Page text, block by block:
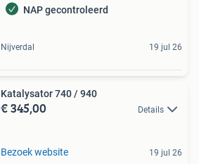
NAP gecontroleerd
Nijverdal 19 jul 26
Katalysator 740 / 940
€ 345,00 Details
Bezoek website 19 jul 26